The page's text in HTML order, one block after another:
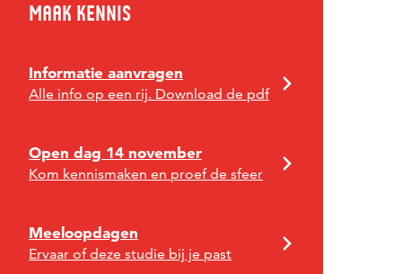
Maak kennis
Informatie aanvragen
Alle info op een rij. Download de pdf
Open dag 14 november
Kom kennismaken en proef de sfeer
Meeloopdagen
Ervaar of deze studie bij je past